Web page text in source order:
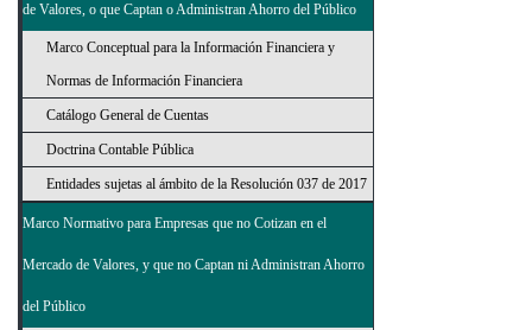
de Valores, o que Captan o Administran Ahorro del Público
Marco Conceptual para la Información Financiera y
Normas de Información Financiera
Catálogo General de Cuentas
Doctrina Contable Pública
Entidades sujetas al ámbito de la Resolución 037 de 2017
Marco Normativo para Empresas que no Cotizan en el
Mercado de Valores, y que no Captan ni Administran Ahorro
del Público